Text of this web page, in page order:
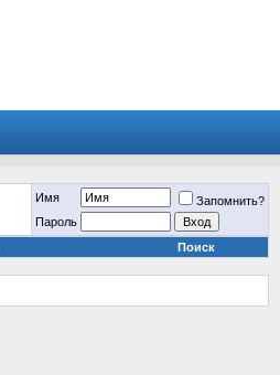
Имя
Запомнить?
Пароль
Поиск